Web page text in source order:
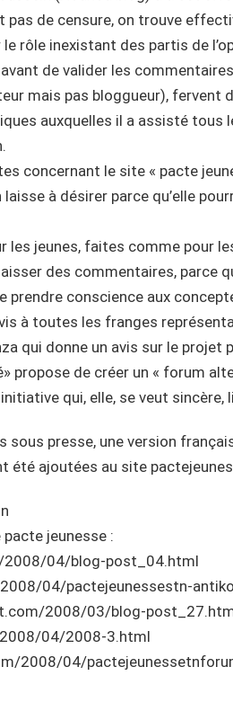
pas de censure, on trouve
rôle inexistant des partis de
de valider les
mais pas bloggueur), fervent
auxquelles il a assisté tous
concernant le site « pacte
laisse à désirer parce qu’elle
les jeunes, faites comme pour
des commentaires, parce
prendre conscience aux
à toutes les franges
qui donne un avis sur le projet
propose de créer un « forum
qui, elle, se veut
sous presse, une version
été ajoutées au site
jeunesse :
04/blog-post_04.html
04/pactejeunessestn-
2008/03/blog-
04/2008-3.html
2008/04/